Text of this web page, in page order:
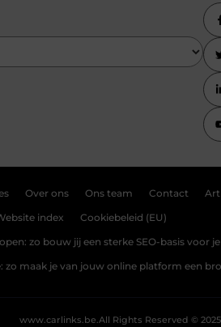
Over ons Ons team Contact
index Cookiebeleid (EU)
zo bouw jij een sterke SEO-basis voor
zo maak je van jouw online platform een
All Rights Reserved © 2025
www.carlinks.be.